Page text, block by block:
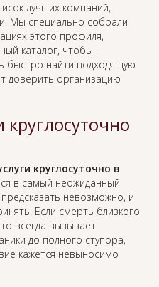
лучших компаний,
Мы специально собрали
этого профиля,
каталог, чтобы
быстро найти подходящую
доверить организацию
круглосуточно
круглосуточно в
в самый неожиданный
невозможно, и
Если смерть близкого
всегда вызывает
до полного ступора,
кажется невыносимо